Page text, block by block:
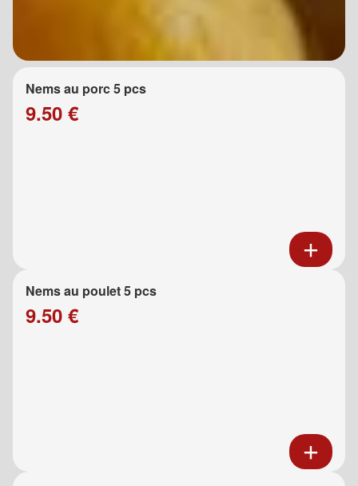
Nems au porc 5 pcs
9.50 €
Nems au poulet 5 pcs
9.50 €